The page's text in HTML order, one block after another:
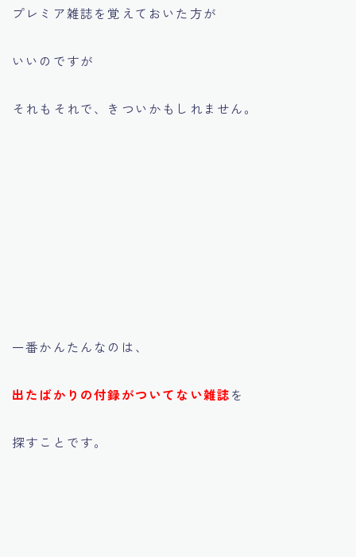
プレミア雑誌を覚えておいた方が
いいのですが
それもそれで、きついかもしれません。
一番かんたんなのは、
出たばかりの付録がついてない雑誌を
探すことです。